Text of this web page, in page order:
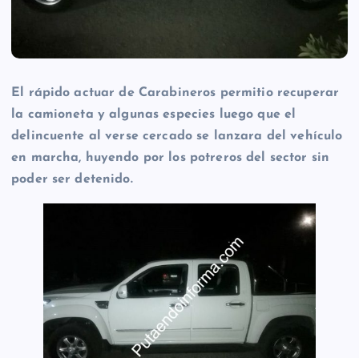
El rápido actuar de Carabineros permitio recuperar
la camioneta y algunas especies luego que el
delincuente al verse cercado se lanzara del vehículo
en marcha, huyendo por los potreros del sector sin
poder ser detenido.